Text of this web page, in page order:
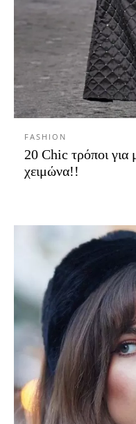
FASHION
20 Chic τρόποι για
χειμώνα!!